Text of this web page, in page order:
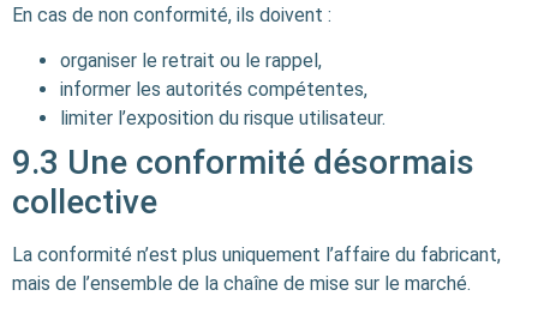
En cas de non conformité, ils doivent :
organiser le retrait ou le rappel,
informer les autorités compétentes,
limiter l’exposition du risque utilisateur.
9.3 Une conformité désormais
collective
La conformité n’est plus uniquement l’affaire du fabricant,
mais de l’ensemble de la chaîne de mise sur le marché.